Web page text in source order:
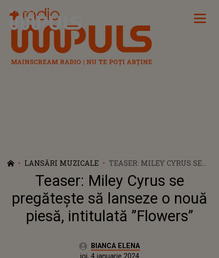
Radio Impuls
LANSĂRI MUZICALE
TEASER: MILEY CYRUS SE
PREGĂTEȘTE SĂ LANSEZE O
NOUĂ PIESĂ, INTITULATĂ
”FLOWERS”
Teaser: Miley Cyrus se
pregătește să lanseze o nouă
piesă, intitulată ”Flowers”
Autor:BIANCA ELENA
miercuri, 4 ianuarie 2023Actualizat:
joi, 4 ianuarie 2024